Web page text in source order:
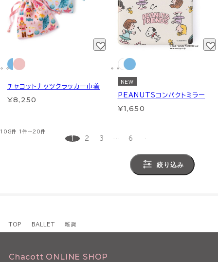
チャコットナッツクラッカー巾着
¥8,250
NEW
PEANUTSコンパクトミラー
¥1,650
108件 1件～20件
1 2 3 … 6
絞り込み
TOP BALLET 雑貨
Chacott ONLINE SHOP